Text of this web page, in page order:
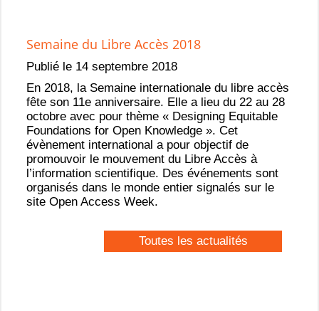
Semaine du Libre Accès 2018
Publié le 14 septembre 2018
En 2018, la Semaine internationale du libre accès
fête son 11e anniversaire. Elle a lieu du 22 au 28
octobre avec pour thème « Designing Equitable
Foundations for Open Knowledge ». Cet
évènement international a pour objectif de
promouvoir le mouvement du Libre Accès à
l’information scientifique. Des événements sont
organisés dans le monde entier signalés sur le
site Open Access Week.
Toutes les actualités